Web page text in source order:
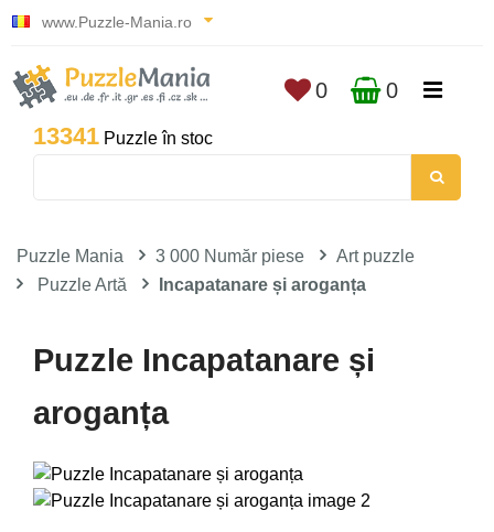
www.Puzzle-Mania.ro
13341 Puzzle în stoc
0 0
Puzzle Mania 3 000 Număr piese
Art puzzle
Puzzle Artă
Incapatanare și aroganța
Puzzle Incapatanare și
aroganța